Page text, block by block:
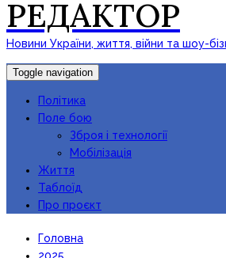
РЕДАКТОР
Новини України, життя, війни та шоу-
Toggle navigation
Політика
Поле бою
Зброя і технології
Мобілізація
Життя
Таблоїд
Про проєкт
Головна